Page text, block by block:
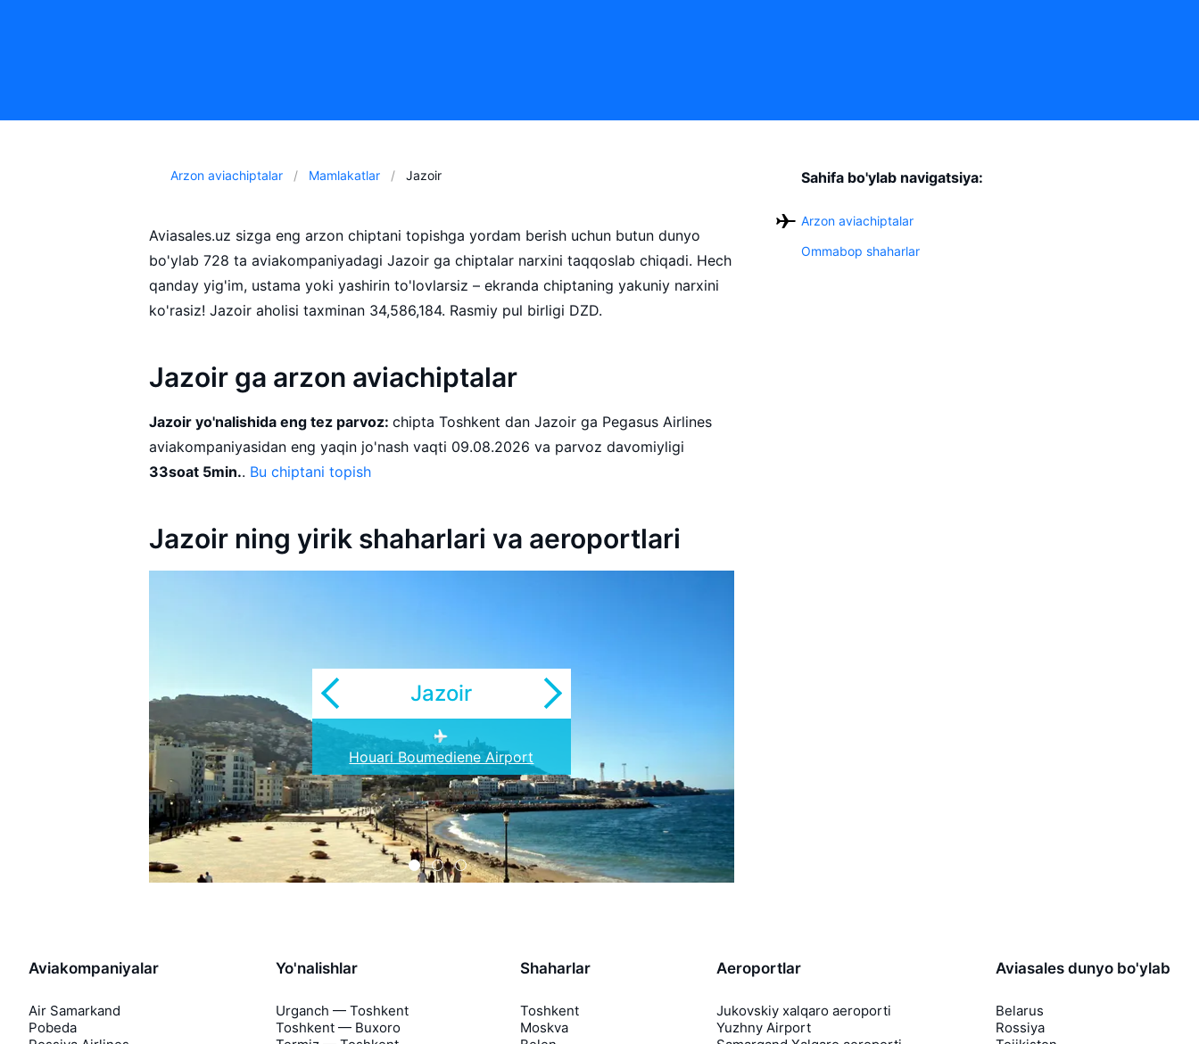
Arzon aviachiptalar Mamlakatlar Jazoir
Aviasales.uz sizga eng arzon chiptani topishga yordam berish uchun butun dunyo
bo'ylab 728 ta aviakompaniyadagi Jazoir ga chiptalar narxini taqqoslab chiqadi. Hech
qanday yig'im, ustama yoki yashirin to'lovlarsiz – ekranda chiptaning yakuniy narxini
ko'rasiz! Jazoir aholisi taxminan 34,586,184. Rasmiy pul birligi DZD.
Jazoir ga arzon aviachiptalar
Jazoir yo'nalishida eng tez parvoz:chipta Toshkent dan Jazoir ga Pegasus Airlines
aviakompaniyasidan eng yaqin jo'nash vaqti 09.08.2026 va parvoz davomiyligi
33soat 5min.. Bu chiptani topish
Jazoir ning yirik shaharlari va aeroportlari
Jazoir
Houari Boumediene Airport
Es Senia Airport
Guemar Airport
Sahifa bo'ylab navigatsiya:
Arzon aviachiptalar
Ommabop shaharlar
Aviakompaniyalar
Air Samarkand
Pobeda
Yo'nalishlar
Urganch — Toshkent
Toshkent — Buxoro
Shaharlar
Toshkent
Moskva
Aeroportlar
Jukovskiy xalqaro aeroporti
Yuzhny Airport
Aviasales dunyo bo'ylab
Belarus
Rossiya